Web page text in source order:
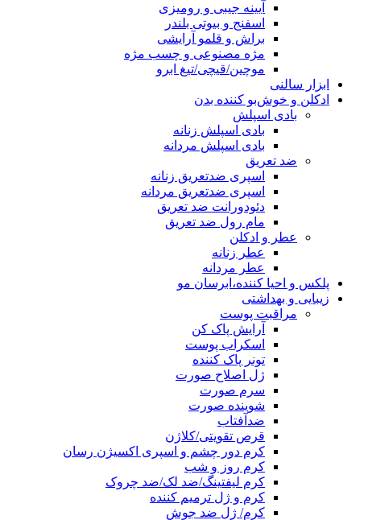
آیینه جیبی و رومیزی
اسفنج و بیوتی بلندر
براش و قلمو آرایشی
مژه مصنوعی و چسب مژه
موچین/قیچی/تیغ ابرو
ابزار سالنی
ادکلن و خوش‌بو کننده بدن
بادی اسپلش
بادی اسپلش زنانه
بادی اسپلش مردانه
ضد تعریق
اسپری ضدتعریق زنانه
اسپری ضدتعریق مردانه
دئودورانت ضد تعریق
مام رول ضد تعریق
عطر و ادکلن
عطر زنانه
عطر مردانه
پلکس و احیا کننده،ابرسان مو
زیبایی و بهداشتی
مراقبت پوست
آرایش پاک کن
اسکراب پوست
تونر پاک کننده
ژل اصلاح صورت
سرم صورت
شوینده صورت
ضدآفتاب
قرص تقویتی/کلاژن
کرم دور چشم و اسپری اکسیژن رسان
کرم روز و شب
کرم لیفتینگ/ضد لک/ضد چروک
کرم و ژل ترمیم کننده
کرم/ ژل ضد جوش